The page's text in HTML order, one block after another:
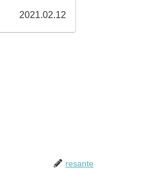
2021.02.12
resante